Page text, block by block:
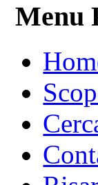
Menu